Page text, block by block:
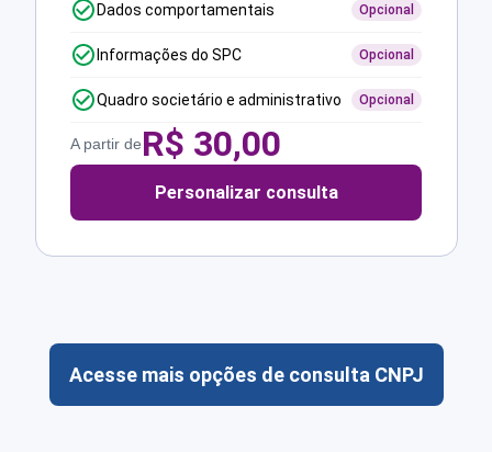
Dados comportamentais Opcional
Informações do SPC Opcional
Quadro societário e administrativo Opcional
A partir deR$ 30,00
Personalizar consulta
Acesse mais opções de consulta CNPJ